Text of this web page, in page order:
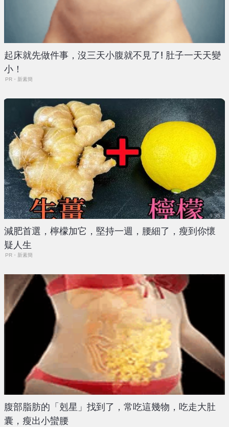
起床就先做件事，沒三天小腹就不見了! 肚子一天天變
小！
PR・新素簡
減肥首選，檸檬加它，堅持一週，腰細了，瘦到你懷
疑人生
PR・新素簡
腹部脂肪的「剋星」找到了，常吃這幾物，吃走大肚
囊，瘦出小蠻腰